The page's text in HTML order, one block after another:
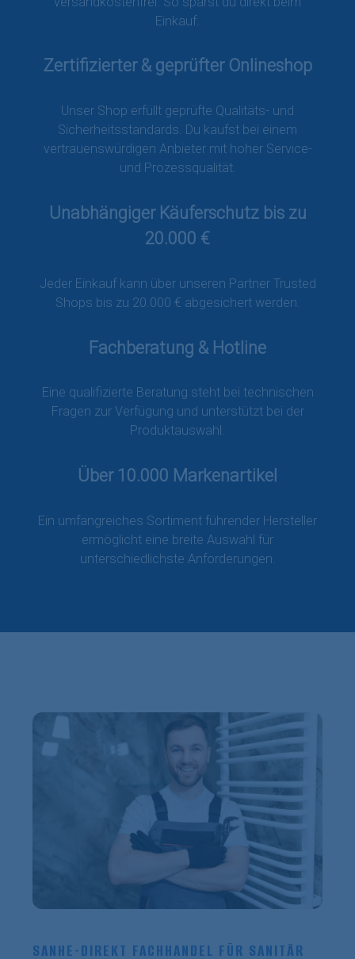
Einkauf.
Zertifizierter & geprüfter Onlineshop
Unser Shop erfüllt geprüfte Qualitäts- und
Sicherheitsstandards. Du kaufst bei einem
vertrauenswürdigen Anbieter mit hoher Service-
und Prozessqualität.
Unabhängiger Käuferschutz bis zu
20.000 €
Jeder Einkauf kann über unseren Partner Trusted
Shops bis zu 20.000 € abgesichert werden.
Fachberatung & Hotline
Eine qualifizierte Beratung steht bei technischen
Fragen zur Verfügung und unterstützt bei der
Produktauswahl.
Über 10.000 Markenartikel
Ein umfangreiches Sortiment führender Hersteller
ermöglicht eine breite Auswahl für
unterschiedlichste Anforderungen.
SANHE-DIREKT FACHHANDEL FÜR SANITÄR